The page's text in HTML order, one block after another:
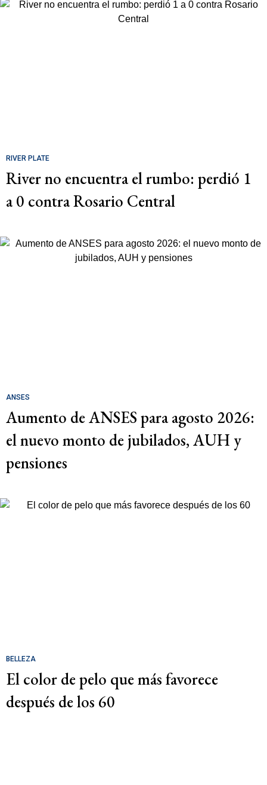
RIVER PLATE
River no encuentra el rumbo: perdió 1
a 0 contra Rosario Central
ANSES
Aumento de ANSES para agosto 2026:
el nuevo monto de jubilados, AUH y
pensiones
BELLEZA
El color de pelo que más favorece
después de los 60